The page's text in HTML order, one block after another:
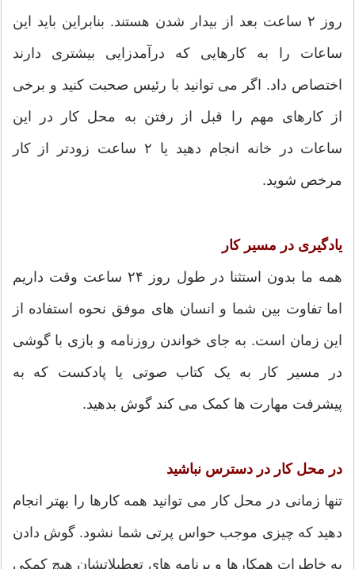
روز ۲ ساعت بعد از بیدار شدن هستند. بنابراین باید این
ساعات را به کارهایی که درآمدزایی بیشتری دارند
اختصاص داد. اگر می توانید با رئیس صحبت کنید و برخی
از کارهای مهم را قبل از رفتن به محل کار در این
ساعات در خانه انجام دهید یا ۲ ساعت زودتر از کار
مرخص شوید.
یادگیری در مسیر کار
همه ما بدون استثنا در طول روز ۲۴ ساعت وقت داریم
اما تفاوت بین شما و انسان های موفق نحوه استفاده از
این زمان است. به جای خواندن روزنامه و بازی با گوشی
در مسیر کار به یک کتاب صوتی یا پادکست که به
پیشرفت مهارت ها کمک می کند گوش بدهید.
در محل کار در دسترس نباشید
تنها زمانی در محل کار می توانید همه کارها را بهتر انجام
دهید که چیزی موجب حواس پرتی شما نشود. گوش دادن
به خاطرات همکارها و برنامه های تعطیلاتشان هیچ کمکی